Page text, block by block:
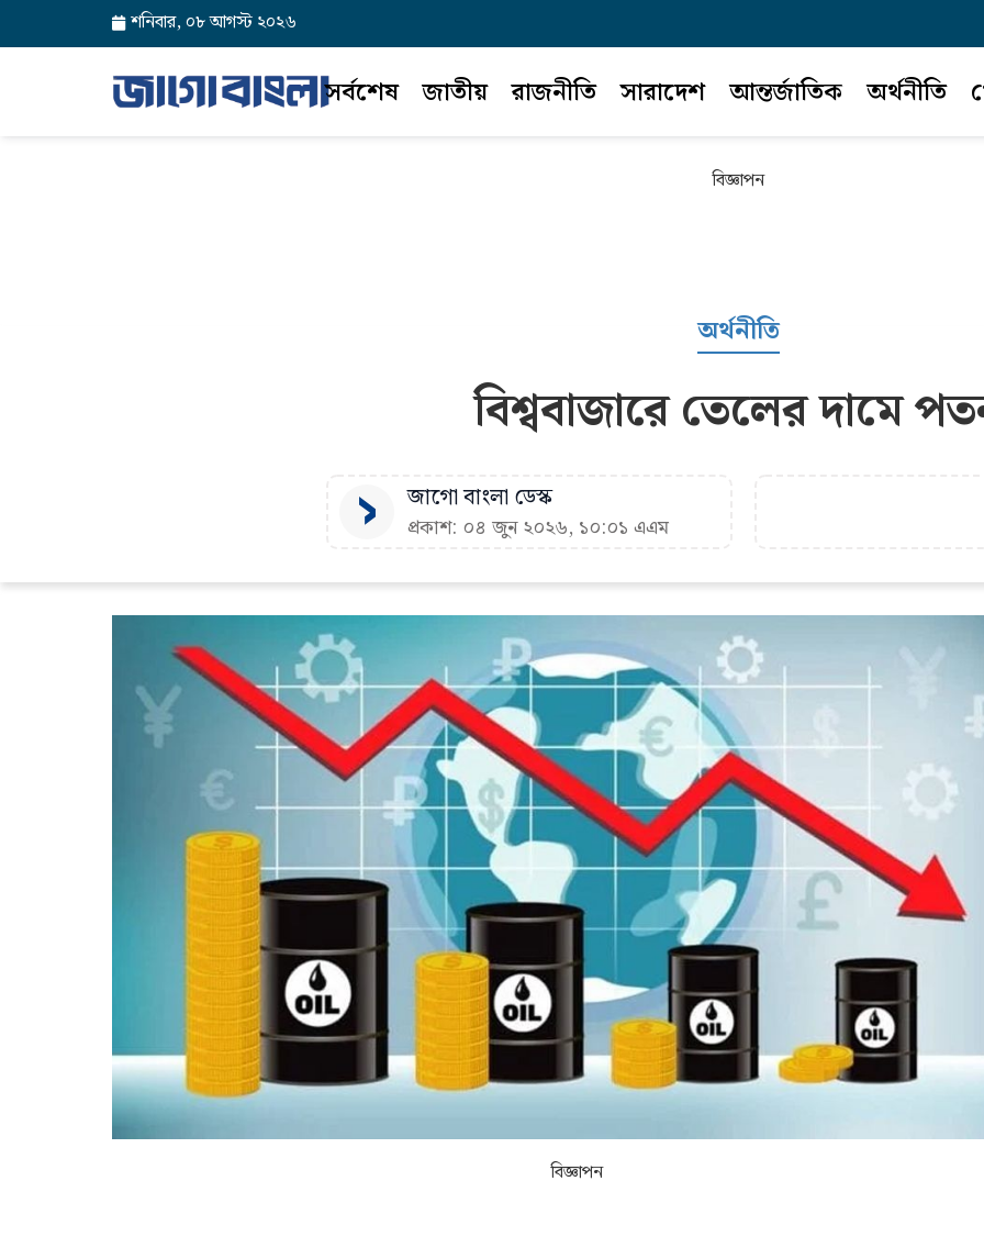
শনিবার, ০৮ আগস্ট ২০২৬
সর্বশেষ জাতীয় রাজনীতি সারাদেশ আন্তর্জাতিক অর্থনীতি
বিজ্ঞাপন
অর্থনীতি
বিশ্ববাজারে তেলের দামে
জাগো বাংলা ডেস্ক
প্রকাশ: ০৪ জুন ২০২৬, ১০:০১ এএম
বিজ্ঞাপন